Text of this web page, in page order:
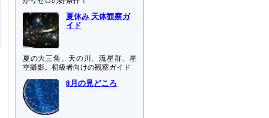
夏休み 天体観察ガ
イド
夏の大三角、天の川、流星群、星
空撮影。初級者向けの観察ガイド
8月の見どころ